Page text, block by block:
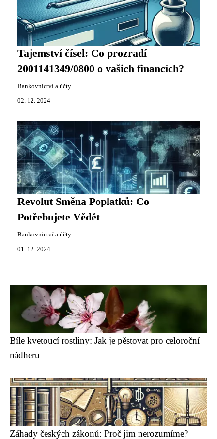
Tajemství čísel: Co prozradí
2001141349/0800 o vašich financích?
Bankovnictví a účty
02. 12. 2024
Revolut Směna Poplatků: Co
Potřebujete Vědět
Bankovnictví a účty
01. 12. 2024
Bíle kvetoucí rostliny: Jak je pěstovat pro celoroční
nádheru
Záhady českých zákonů: Proč jim nerozumíme?